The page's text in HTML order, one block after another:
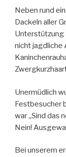
Neben rund
Dackeln aller
Unterstützung
nicht jagdliche
Unermüdlich
Festbesucher
war „Sind das
Nein!
Bei unserem